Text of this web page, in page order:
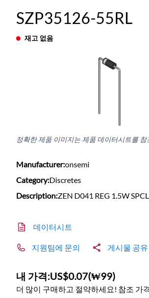
SZP35126-55RL
재고 없음
정확한 제품 이미지는 제품 데이터시트를 참
Manufacturer:onsemi
Category:Discretes
Description:ZEN D041 REG 1.5W SPCL
데이터시트
지원팀에 문의 게시물 공유
내 가격:US$0.07(₩99)
더 많이 구매하고 절약하세요! 참조 가